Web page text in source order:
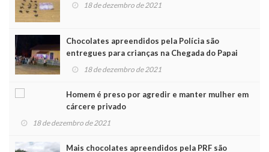
18 de dezembro de 2021
Chocolates apreendidos pela Polícia são
entregues para crianças na Chegada do Papai
Noel
18 de dezembro de 2021
Homem é preso por agredir e manter mulher em
cárcere privado
18 de dezembro de 2021
Mais chocolates apreendidos pela PRF são